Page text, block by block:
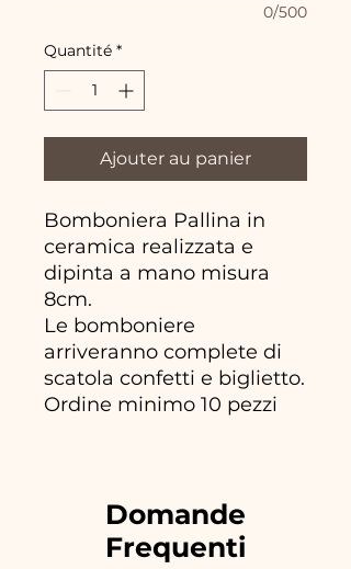
0/500
Quantité *
Ajouter au panier
Bomboniera Pallina in
ceramica realizzata e
dipinta a mano misura
8cm.
Le bomboniere
arriveranno complete di
scatola confetti e biglietto.
Ordine minimo 10 pezzi
Domande
Frequenti